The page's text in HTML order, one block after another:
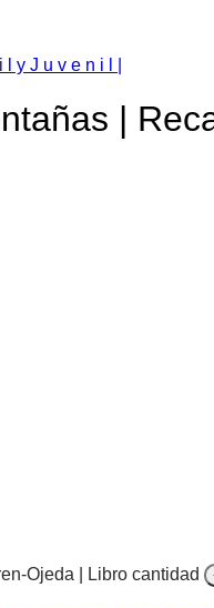
y J u v e n i l |
|
Ojeda | Libro cantidad